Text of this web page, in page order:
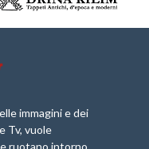
immagini e dei
Tv, vuole
ruotano intorno